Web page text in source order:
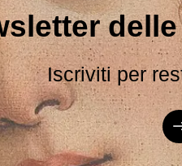
Iscriviti per